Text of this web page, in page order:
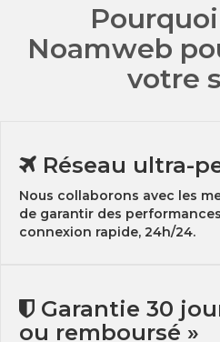
Noamweb
votre
Réseau ultra-
Nous collaborons avec les
de garantir des
connexion rapide, 24h/24.
Garantie 30
ou remboursé »